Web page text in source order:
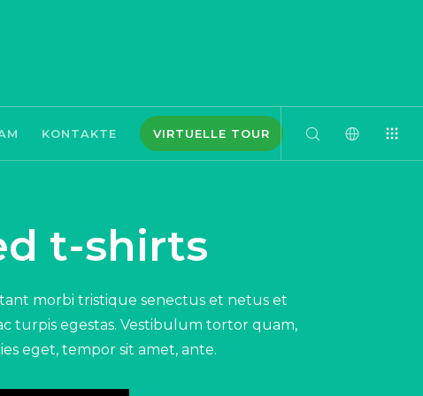
KONTAKTE VIRTUELLE TOUR
t-shirts
morbi tristique senectus et netus et
turpis egestas. Vestibulum tortor quam,
eget, tempor sit amet, ante.